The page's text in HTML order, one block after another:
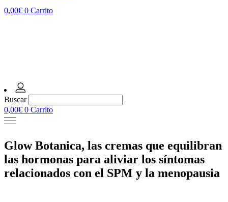
0,00€ 0 Carrito
Buscar
0,00€ 0 Carrito
Glow Botanica, las cremas que equilibran
las hormonas para aliviar los síntomas
relacionados con el SPM y la menopausia